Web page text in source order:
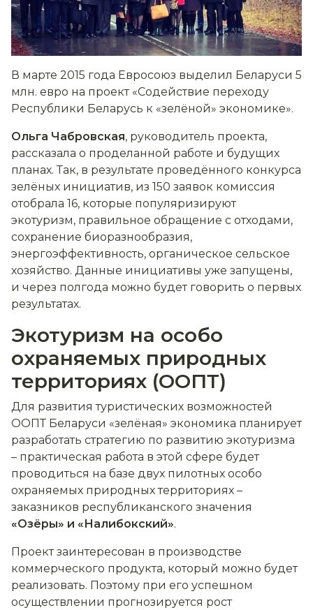
В марте 2015 года Евросоюз выделил Беларуси 5
млн. евро на проект «Содействие переходу
Республики Беларусь к «зелёной» экономике».
Ольга Чабровская, руководитель проекта,
рассказала о проделанной работе и будущих
планах. Так, в результате проведённого конкурса
зелёных инициатив, из 150 заявок комиссия
отобрала 16, которые популяризируют
экотуризм, правильное обращение с отходами,
сохранение биоразнообразия,
энергоэффективность, органическое сельское
хозяйство. Данные инициативы уже запущены,
и через полгода можно будет говорить о первых
результатах.
Экотуризм на особо
охраняемых природных
территориях (ООПТ)
Для развития туристических возможностей
ООПТ Беларуси «зелёная» экономика планирует
разработать стратегию по развитию экотуризма
– практическая работа в этой сфере будет
проводиться на базе двух пилотных особо
охраняемых природных территориях –
заказников республиканского значения
«Озёры» и «Налибокский».
Проект заинтересован в производстве
коммерческого продукта, который можно будет
реализовать. Поэтому при его успешном
осуществлении прогнозируется рост